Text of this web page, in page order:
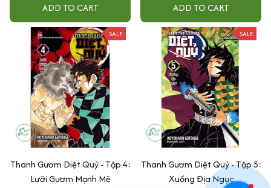
ADD TO CART ADD TO CART
SALE
Thanh Gươm Diệt Quỷ - Tập 4:
Lưỡi Gươm Mạnh Mẽ
SALE
Thanh Gươm Diệt Quỷ - Tập 5:
Xuống Địa Ngục